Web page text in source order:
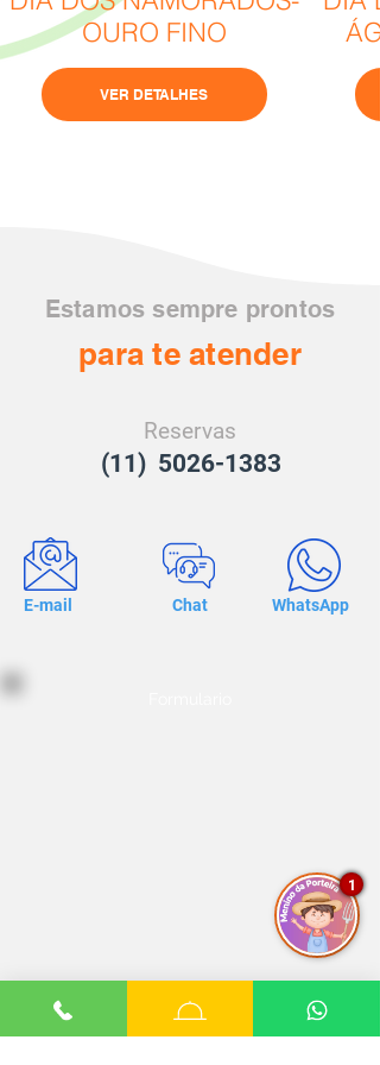
OURO FINO
VER DETALHES
Estamos sempre prontos
para te atender
Reservas
(11) 5026-1383
E-mail Chat WhatsApp
1